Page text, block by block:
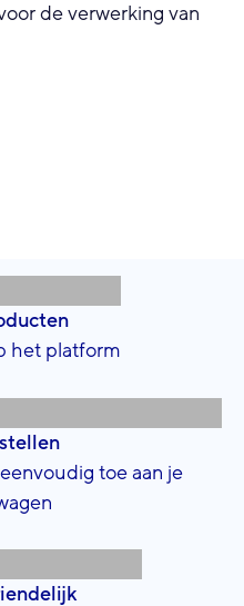
de verwerking van
het platform
toe aan je